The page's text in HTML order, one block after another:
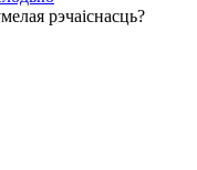
рэчаіснасць?